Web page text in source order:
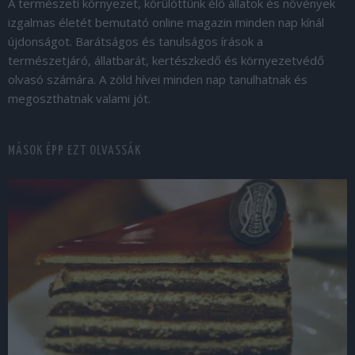
A természeti környezet, körülöttünk élő állatok és növények
izgalmas életét bemutató online magazin minden nap kínál
újdonságot. Barátságos és tanulságos írások a
természetjáró, állatbarát, kertészkedő és környezetvédő
olvasó számára. A zöld hívei minden nap tanulhatnak és
megoszthatnak valami jót.
MÁSOK ÉPP EZT OLVASSÁK